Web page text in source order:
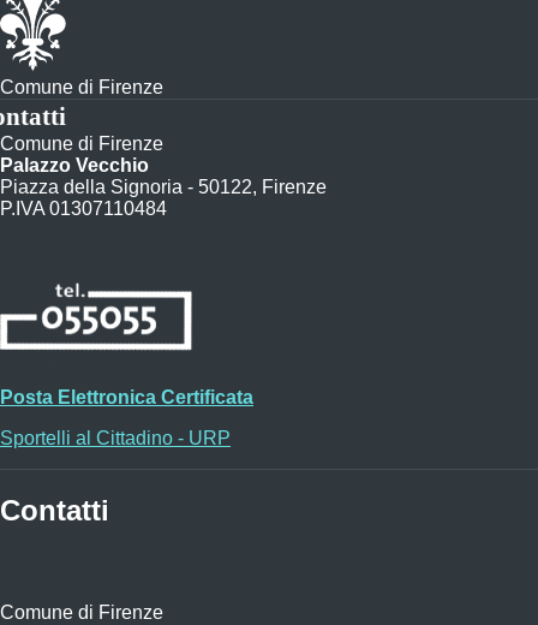
Comune di Firenze
Comune di Firenze
Palazzo Vecchio
Piazza della Signoria - 50122, Firenze
P.IVA 01307110484
Posta Elettronica Certificata
Sportelli al Cittadino - URP
Contatti
Comune di Firenze